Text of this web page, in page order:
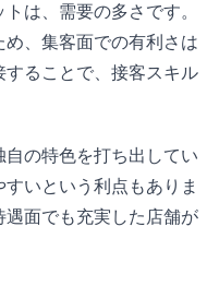
は、需要の多さです。
、集客面での有利さは
ることで、接客スキル
の特色を打ち出してい
いという利点もありま
面でも充実した店舗が